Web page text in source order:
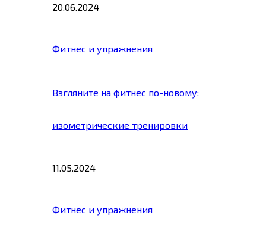
20.06.2024
Фитнес и упражнения
Взгляните на фитнес по-новому:
изометрические тренировки
11.05.2024
Фитнес и упражнения